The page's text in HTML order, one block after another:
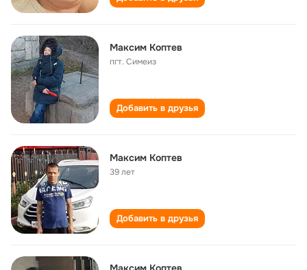
Максим Коптев
пгт. Симеиз
Добавить в друзья
Максим Коптев
39 лет
Добавить в друзья